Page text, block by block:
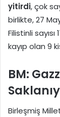
yitirdi, çok
birlikte, 27
Filistinli sayısı
kayıp olan 9
BM:
Birleşmiş